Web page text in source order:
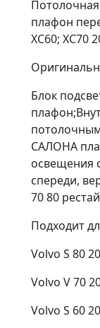
плафон
XC60; XC70
Блок
САЛОНА
освещения
спереди,
70 80
Подходит
Volvo S 80
Volvo V 70
Volvo S 60